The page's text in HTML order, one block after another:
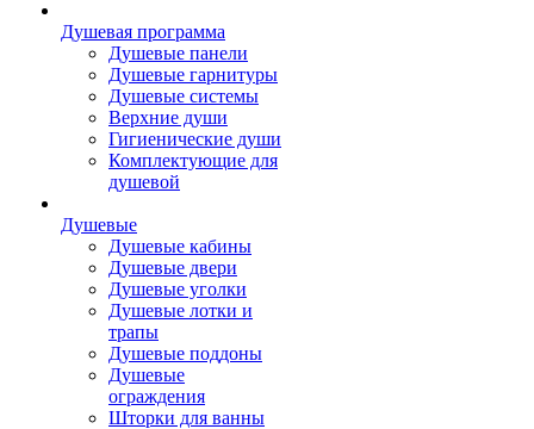
Душевая программа
Душевые панели
Душевые гарнитуры
Душевые системы
Верхние души
Гигиенические души
Комплектующие для
душевой
Душевые
Душевые кабины
Душевые двери
Душевые уголки
Душевые лотки и
трапы
Душевые поддоны
Душевые
ограждения
Шторки для ванны